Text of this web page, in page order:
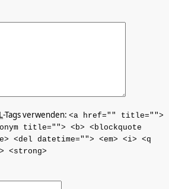
-Tags verwenden: <a href="" title="">
title=""> <b> <blockquote
<del datetime=""> <em> <i> <q
<strong>